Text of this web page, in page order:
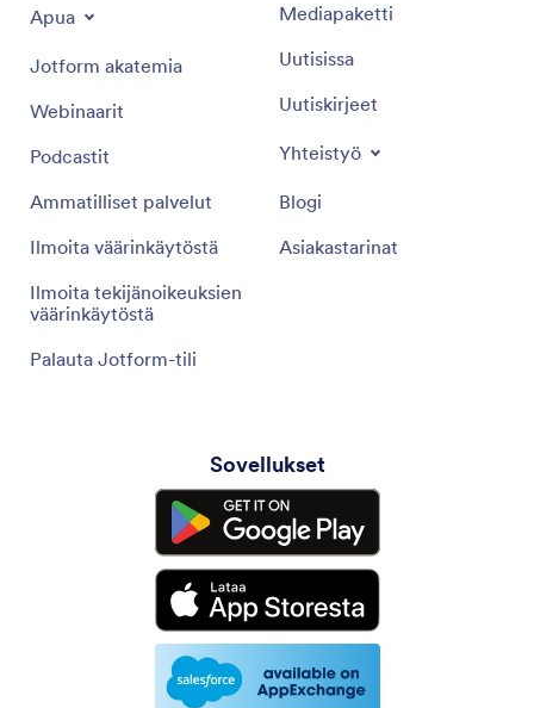
Apua
Jotform akatemia
Webinaarit
Podcastit
Ammatilliset palvelut
Ilmoita väärinkäytöstä
Ilmoita tekijänoikeuksien
väärinkäytöstä
Palauta Jotform-tili
Mediapaketti
Uutisissa
Uutiskirjeet
Yhteistyö
Blogi
Asiakastarinat
Sovellukset